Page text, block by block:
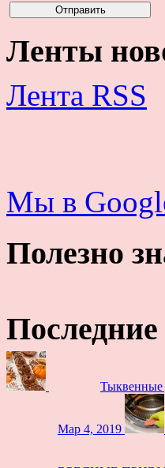
Ленты
Лента RSS
Мы в
Полезно
Последние
Тыквенные
Мар 4, 2019